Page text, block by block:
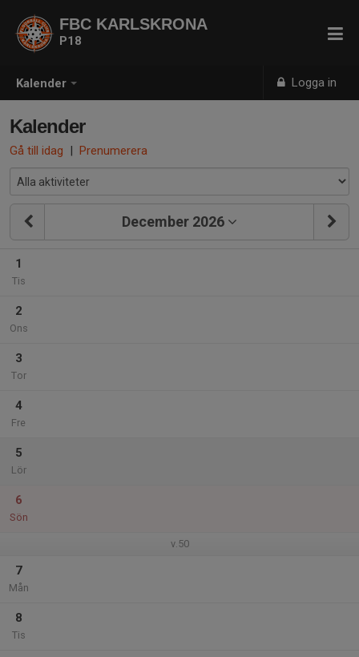
Kalender Logga in
FBC KARLSKRONA
P18
Kalender
Gå till idag | Prenumerera
December 2026
1
Tis
2
Ons
3
Tor
4
Fre
5
Lör
6
Sön
v.50
7
Mån
8
Tis